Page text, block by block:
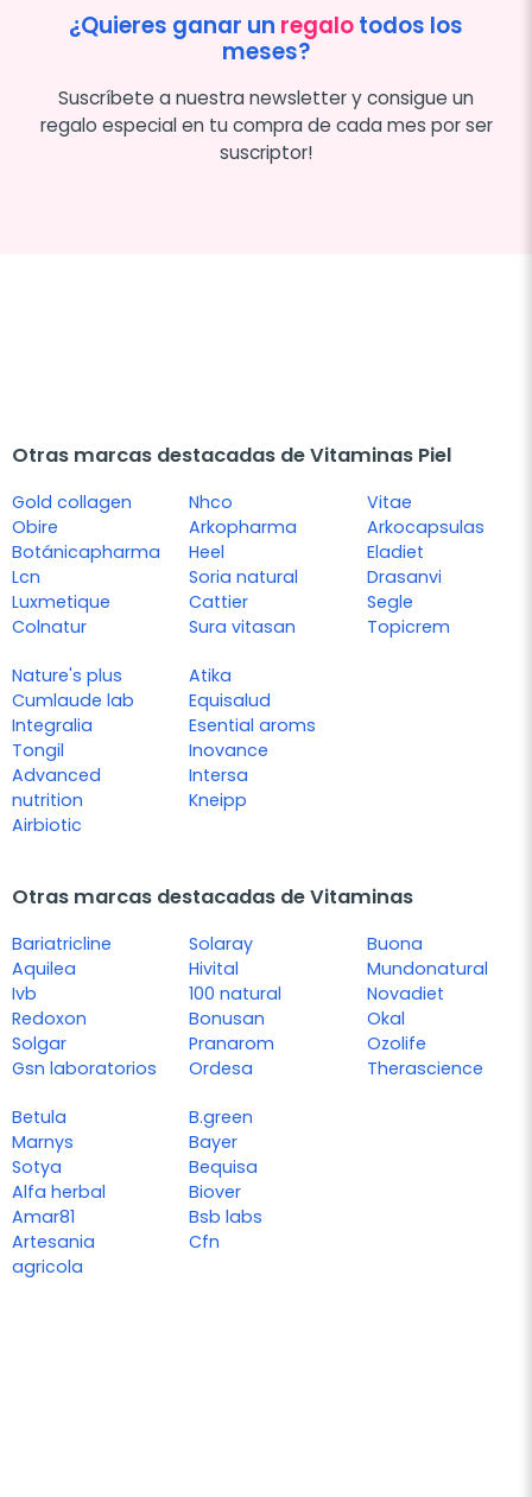
¿Quieres ganar un regalotodos los
meses?
Suscríbete a nuestra newsletter y consigue un
regalo especial en tu compra de cada mes por ser
suscriptor!
Otras marcas destacadas de Vitaminas Piel
Gold collagen
Obire
Botánicapharma
Lcn
Luxmetique
Colnatur
Nhco
Arkopharma
Heel
Soria natural
Cattier
Sura vitasan
Vitae
Arkocapsulas
Eladiet
Drasanvi
Segle
Topicrem
Nature's plus
Cumlaude lab
Integralia
Tongil
Advanced
nutrition
Airbiotic
Atika
Equisalud
Esential aroms
Inovance
Intersa
Kneipp
Otras marcas destacadas de Vitaminas
Bariatricline
Aquilea
Ivb
Redoxon
Solgar
Gsn laboratorios
Solaray
Hivital
100 natural
Bonusan
Pranarom
Ordesa
Buona
Mundonatural
Novadiet
Okal
Ozolife
Therascience
Betula
Marnys
Sotya
Alfa herbal
Amar81
Artesania
agricola
B.green
Bayer
Bequisa
Biover
Bsb labs
Cfn